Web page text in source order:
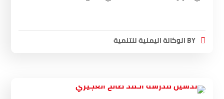
BYالوكالة اليمنية للتنمية